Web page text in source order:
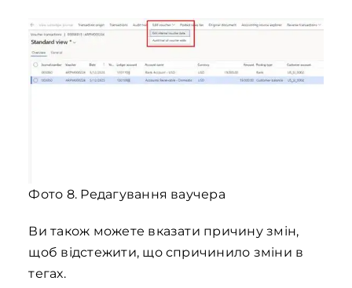
Фото 8. Редагування ваучера
Ви також можете вказати причину змін,
щоб відстежити, що спричинило зміни в
тегах.